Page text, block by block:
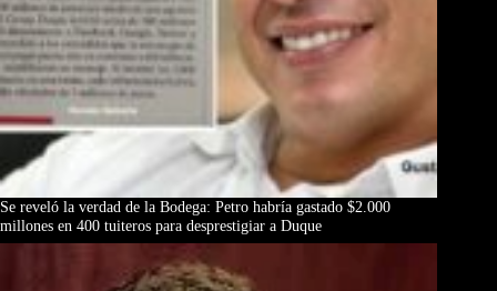
Se reveló la verdad de la Bodega: Petro habría gastado $2.000
millones en 400 tuiteros para desprestigiar a Duque